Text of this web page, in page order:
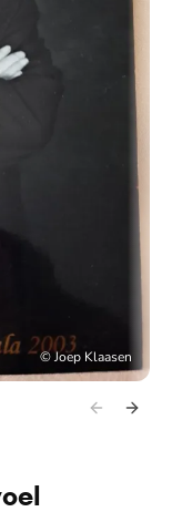
©Joep Klaasen